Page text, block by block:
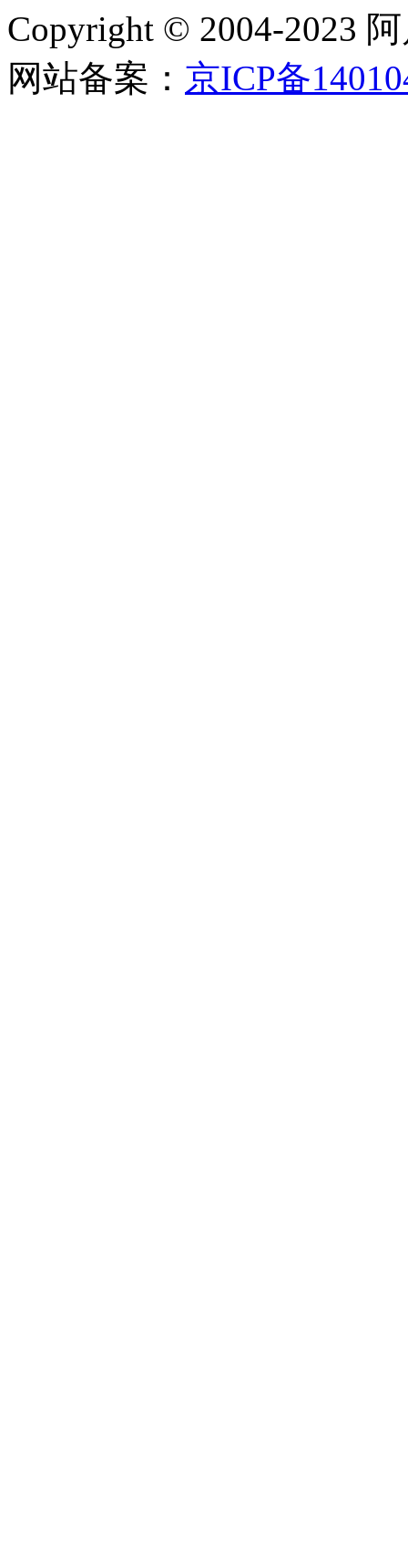
Copyright © 2004-2023
网站备案： 京ICP备